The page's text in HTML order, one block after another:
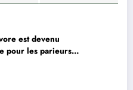
est devenu
pour les parieurs